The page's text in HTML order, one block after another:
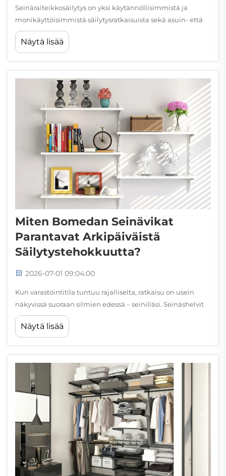
Seinäraiteikkosäilytys on yksi käytännöllisimmistä ja
monikäyttöisimmistä säilytysratkaisuista sekä asuin- että
kaupallisille tiloille. Vaakasuoran tai pystysuoran raiteen
kiinnittäminen suoraan seinäpinnalle ja säädettävien
Näytä lisää
Miten Bomedan Seinävikat
Parantavat Arkipäiväistä
Säilytystehokkuutta?
2026-07-01 09:04:00
Kun varastointitila tuntuu rajalliselta, ratkaisu on usein
näkyvissä suoraan silmien edessä – seinilläsi. Seinäshelvit
ovat muodostuneet yhdeksi käytännöllisimmistä ja
tilaansa säästävimmistä tavoista jokapäiväiseen
Näytä lisää